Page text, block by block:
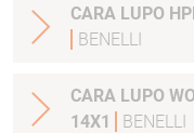
CARA LUPO
BENELLI
CARA LUPO WOOD DE LUXE 30-06
14X1
BENELLI